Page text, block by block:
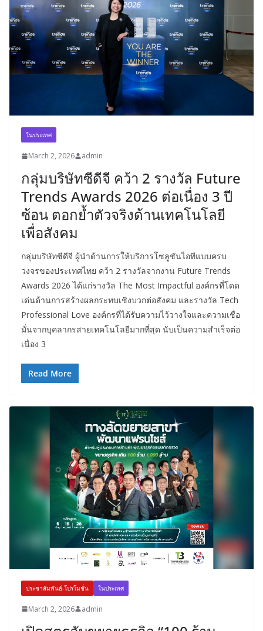
ในประเทศ
March 2, 2026 admin
กลุ่มบริษัทซีดีจี คว้า 2 รางวัล Future
Trends Awards 2026 ต่อเนื่อง 3 ปี
ซ้อน ตอกย้ำตัวจริงด้านเทคโนโลยี
เพื่อสังคม
กลุ่มบริษัทซีดีจี ผู้นำด้านการให้บริการโซลูชันไอทีแบบครบ
วงจรของประเทศไทย คว้า 2 รางวัลจากงาน Future Trends
Awards 2026 ได้แก่รางวัล The Most Impactful องค์กรที่โดด
เด่นด้านการสร้างผลกระทบเชิงบวกต่อสังคม และรางวัล Tech
Professional Love องค์กรที่ได้รับความไว้วางใจและความเชื่อ
มั่นจากบุคลากรสายเทคโนโลยีมากที่สุด นับเป็นความสำเร็จต่อ
เนื่อง 3
Read More
ประชาสัมพันธ์-โปรโมชั่น ในประเทศ
March 2, 2026 admin